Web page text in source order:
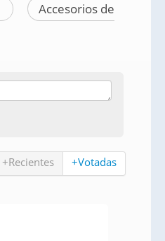
Accesorios de
+Recientes +Votadas